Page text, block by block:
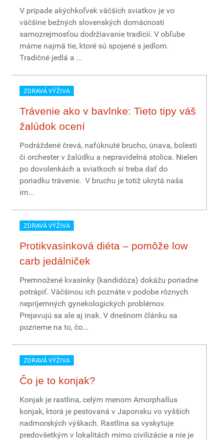
V prípade akýchkoľvek väčších sviatkov je vo
väčšine bežných slovenských domácností
samozrejmosťou dodržiavanie tradícií. V obľube
máme najmä tie, ktoré sú spojené s jedlom.
Tradičné jedlá a ...
ZDRAVÁ VÝŽIVA
Trávenie ako v bavlnke: Tieto tipy váš
žalúdok ocení
Podráždené črevá, nafúknuté brucho, únava, bolesti
či orchester v žalúdku a nepravidelná stolica. Nielen
po dovolenkách a sviatkoch si treba dať do
poriadku trávenie. V bruchu je totiž ukrytá naša
im...
ZDRAVÁ VÝŽIVA
Protikvasinková diéta – pomôže low
carb jedálniček
Premnožené kvasinky (kandidóza) dokážu poriadne
potrápiť. Väčšinou ich poznáte v podobe rôznych
nepríjemných gynekologických problémov.
Prejavujú sa ale aj inak. V dnešnom článku sa
pozrieme na to, čo...
ZDRAVÁ VÝŽIVA
Čo je to konjak?
Konjak je rastlina, celým menom Amorphallus
konjak, ktorá je pestovaná v Japonsku vo vyšších
nadmorských výškach. Rastlina sa vyskytuje
predovšetkým v lokalitách mimo civilizácie a nie je